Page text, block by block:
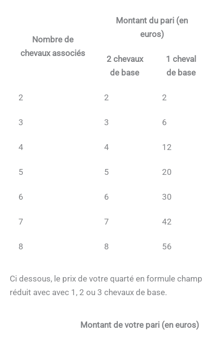
Nombre de
chevaux associés
Montant du pari (en
euros)
2 chevaux
de base
1 cheval
de base
2 2 2
3 3 6
4 4 12
5 5 20
6 6 30
7 7 42
8 8 56
Ci dessous, le prix de votre quarté en formule champ
réduit avec avec 1, 2 ou 3 chevaux de base.
Montant de votre pari (en euros)